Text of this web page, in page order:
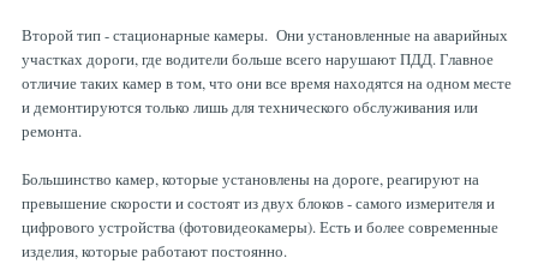
Второй тип - стационарные камеры. Они установленные на аварийных
участках дороги, где водители больше всего нарушают ПДД. Главное
отличие таких камер в том, что они все время находятся на одном месте
и демонтируются только лишь для технического обслуживания или
ремонта.
Большинство камер, которые установлены на дороге, реагируют на
превышение скорости и состоят из двух блоков - самого измерителя и
цифрового устройства (фотовидеокамеры). Есть и более современные
изделия, которые работают постоянно.